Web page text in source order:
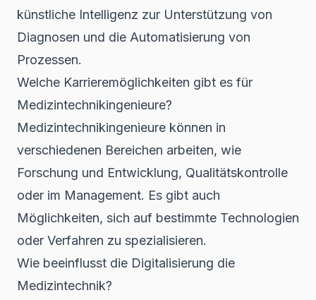
künstliche Intelligenz zur Unterstützung von
Diagnosen und die Automatisierung von
Prozessen.
Welche Karrieremöglichkeiten gibt es für
Medizintechnikingenieure?
Medizintechnikingenieure können in
verschiedenen Bereichen arbeiten, wie
Forschung und Entwicklung, Qualitätskontrolle
oder im Management. Es gibt auch
Möglichkeiten, sich auf bestimmte Technologien
oder Verfahren zu spezialisieren.
Wie beeinflusst die Digitalisierung die
Medizintechnik?